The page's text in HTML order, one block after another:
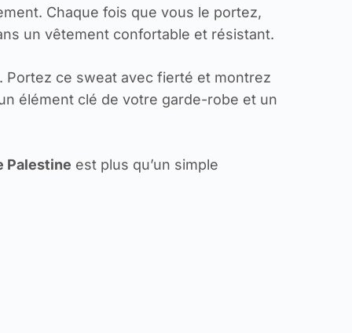
Chaque fois que vous le portez,
un vêtement confortable et résistant.
Portez ce sweat avec fierté et montrez
élément clé de votre garde-robe et un
Palestine est plus qu’un simple